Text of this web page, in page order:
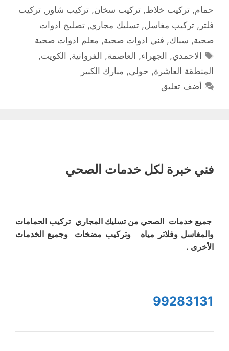
حمام, تركيب خلاط, تركيب سخان, تركيب شاور , تركيب
فلتر , تركيب مغاسل, تسليك مجاري, تصليح ادوات
صحية, سباك, فني ادوات صحية, معلم ادوات صحية
الوسوم
الاحمدي, الجهراء, العاصمة, الفروانية, الكويت,
المنطقة العاشرة, حولي, مبارك الكبير
أضف تعليق
فني خبرة لكل خدمات الصحي
جميع خدمات الصحي من تسليك المجاري تركيب الحمامات
والمغاسل وفلاتر مياه وتركيب مضخات وجميع الخدمات
الأخرى .
99283131